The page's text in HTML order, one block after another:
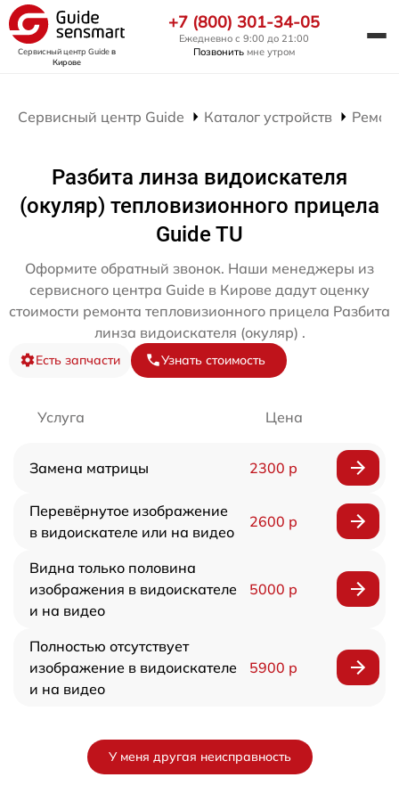
Сервисный центр Guideв
Кирове
+7 (800) 301-34-05
Ежедневно с 9:00 до 21:00
Позвонить мне утром
Сервисный центр Guide Каталог устройств
Разбита линза видоискателя
(окуляр) тепловизионного прицела
Guide TU
Оформите обратный звонок. Наши менеджеры из
сервисного центра Guide в Кирове дадут оценку
стоимости ремонта тепловизионного прицела Разбита
линза видоискателя (окуляр) .
Есть запчасти Узнать стоимость
Услуга Цена
Замена матрицы 2300 р
Перевёрнутое изображение
в видоискателе или на видео
2600 р
Видна только половина
изображения в видоискателе
и на видео
5000 р
Полностью отсутствует
изображение в видоискателе
и на видео
5900 р
У меня другая неисправность